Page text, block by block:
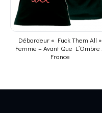
Débardeur « Fuck Them All »
Femme – Avant Que L’Ombre …
France